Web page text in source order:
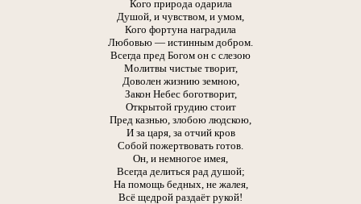
Кого природа одарила
Душой, и чувством, и умом,
Кого фортуна наградила
Любовью — истинным добром.
Всегда пред Богом он с слезою
Молитвы чистые творит,
Доволен жизнию земною,
Закон Небес боготворит,
Открытой грудию стоит
Пред казнью, злобою людскою,
И за царя, за отчий кров
Собой пожертвовать готов.
Он, и немногое имея,
Всегда делиться рад душой;
На помощь бедных, не жалея,
Всё щедрой раздаёт рукой!